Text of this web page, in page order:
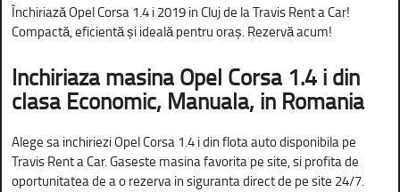
Închiriază Opel Corsa 1.4 i 2019 in Cluj de la Travis Rent a Car!
Compactă, eficientă și ideală pentru oraș. Rezervă acum!
Inchiriaza masina Opel Corsa 1.4 i din
clasa Economic, Manuala, in Romania
Alege sa inchiriezi Opel Corsa 1.4 i din flota auto disponibila pe
Travis Rent a Car. Gaseste masina favorita pe site, si profita de
oportunitatea de a o rezerva in siguranta direct de pe site 24/7.